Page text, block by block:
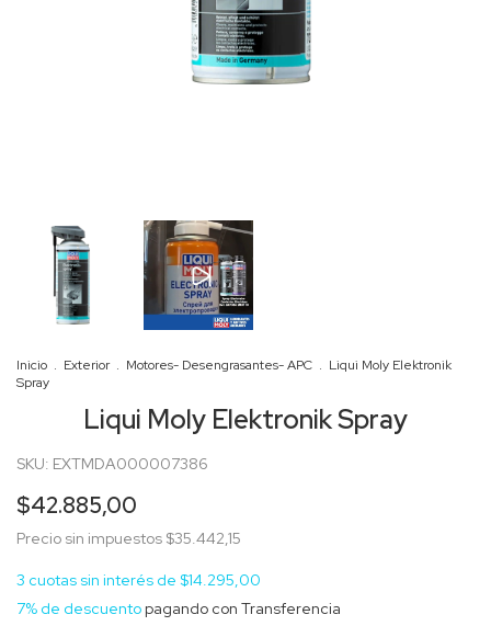
Inicio . Exterior . Motores- Desengrasantes- APC . Liqui Moly Elektronik
Spray
Liqui Moly Elektronik Spray
SKU: EXTMDA000007386
$42.885,00
Precio sin impuestos $35.442,15
3 cuotas sin interés de $14.295,00
7% de descuento pagando con Transferencia